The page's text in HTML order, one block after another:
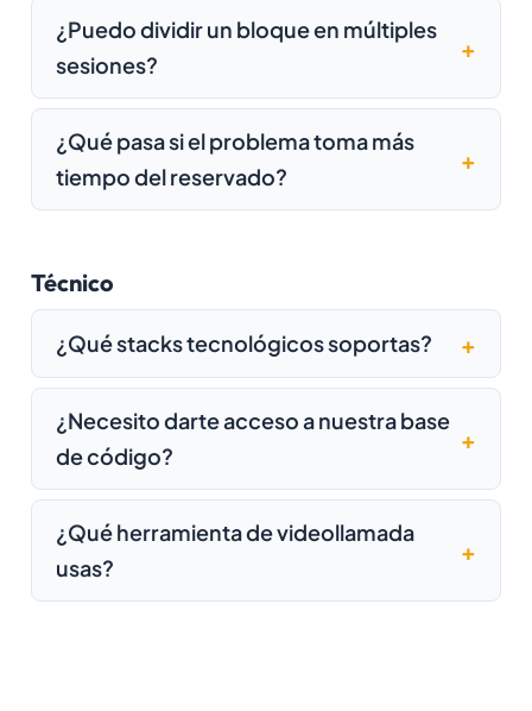
¿Puedo dividir un bloque en múltiples
sesiones?
¿Qué pasa si el problema toma más
tiempo del reservado?
Técnico
¿Qué stacks tecnológicos soportas?
¿Necesito darte acceso a nuestra base
de código?
¿Qué herramienta de videollamada
usas?